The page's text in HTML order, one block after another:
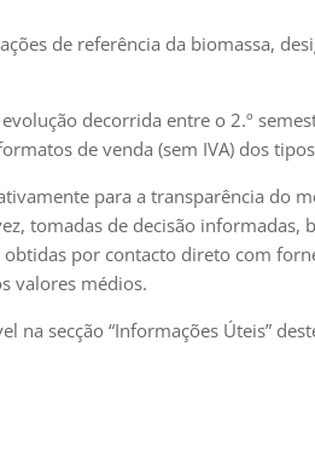
de referência da biomassa,
decorrida entre o 2.º
de venda (sem IVA) dos
para a transparência do
tomadas de decisão
por contacto direto com
valores médios.
na secção “Informações Úteis”